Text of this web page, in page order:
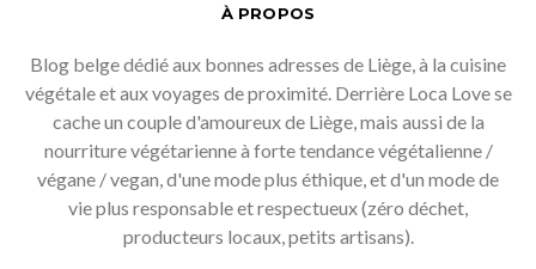
À PROPOS
Blog belge dédié aux bonnes adresses de Liège, à la cuisine
végétale et aux voyages de proximité. Derrière Loca Love se
cache un couple d'amoureux de Liège, mais aussi de la
nourriture végétarienne à forte tendance végétalienne /
végane / vegan, d'une mode plus éthique, et d'un mode de
vie plus responsable et respectueux (zéro déchet,
producteurs locaux, petits artisans).